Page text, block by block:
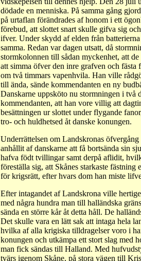
dödade en menniska. På samma gång
på urtaflan förändrades af honom i ett
förebud, att slottet snart skulle gifva sig
ifver. Under skydd af elden från
samma. Redan var dagen utsatt, då
stormkolonnen till sådan myckenhet, att
att simma öfver den inre grafven och fästa
om två timmars vapenhvila. Han ville
till ända, sände kommendanten en ny
Danskarne uppsköto nu stormningen i två
kommendanten, att han vore villig att
besättningen ur slottet under flygande
tro- och huldhetsed åt danske konungen.
Underrättelsen om Landskronas
anhållit af danskarne att få bortsända sin
hafva födt tvillingar samt derpå aflidit,
föreställa sig, att Skånes starkaste
för krigsrätt, efter hvars dom han miste
Efter intagandet af Landskrona ville
med några hundra man till halländska
sända en större kår åt detta håll. De
Det skulle vara en lätt sak att intaga hela
hvilka af alla krigiska tilldragelser voro i
konungen och utkämpa ett stort slag med
man fick sändas till Halland. Med
tvärs igenom Skåne, på stora vägen till